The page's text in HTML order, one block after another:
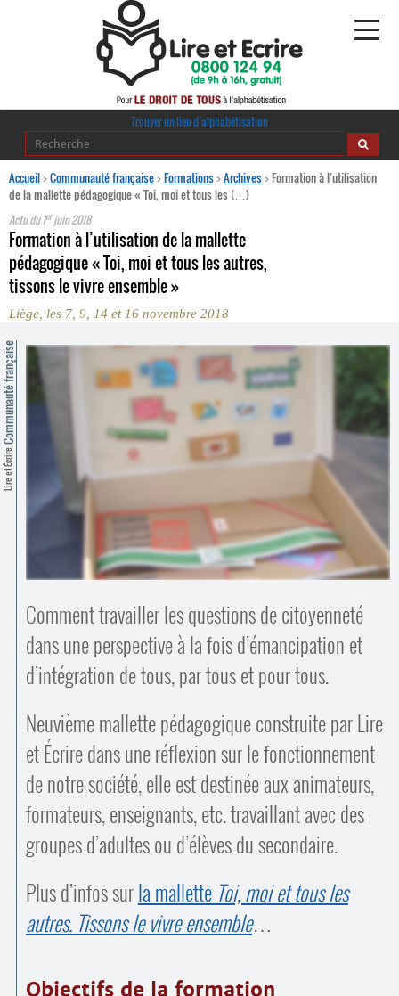
Alphabétisation
journaldelalpha.be
Comprendre et parler
Bienvenue en Belgique
Espace presse
Contacts
Trouver un lieu d’alphabétisation
Trouver un lieu d’alphabétisation
Accueil>Communauté française>Formations>Archives>Formation à l’utilisation
de la mallette pédagogique « Toi, moi et tous les (…)
Actu du1erjuin 2018
Formation à l’utilisation de la mallette
pédagogique « Toi, moi et tous les autres,
tissons le vivre ensemble »
Liège, les 7, 9, 14 et 16 novembre 2018
Lire et Écrire
Communauté française
Comment travailler les questions de citoyenneté
dans une perspective à la fois d’émancipation et
d’intégration de tous, par tous et pour tous.
Neuvième mallette pédagogique construite par Lire
et Écrire dans une réflexion sur le fonctionnement
de notre société, elle est destinée aux animateurs,
formateurs, enseignants, etc. travaillant avec des
groupes d’adultes ou d’élèves du secondaire.
Plus d’infos surla mallette Toi, moi et tous les
autres. Tissons le vivre ensemble…
Objectifs de la formation